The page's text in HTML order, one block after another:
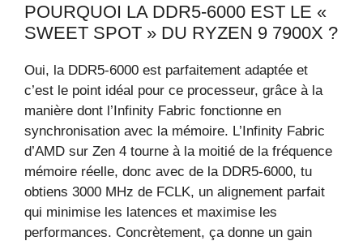
POURQUOI LA DDR5-6000 EST LE «
SWEET SPOT » DU RYZEN 9 7900X ?
Oui, la DDR5-6000 est parfaitement adaptée et
c’est le point idéal pour ce processeur, grâce à la
manière dont l’Infinity Fabric fonctionne en
synchronisation avec la mémoire. L’Infinity Fabric
d’AMD sur Zen 4 tourne à la moitié de la fréquence
mémoire réelle, donc avec de la DDR5-6000, tu
obtiens 3000 MHz de FCLK, un alignement parfait
qui minimise les latences et maximise les
performances. Concrètement, ça donne un gain